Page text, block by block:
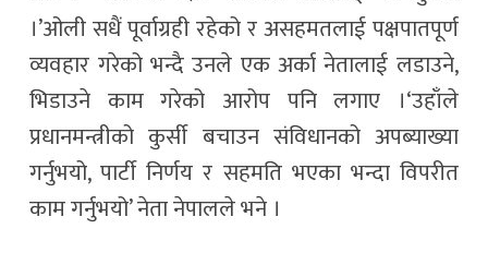
।’ओली सधैं पूर्वाग्रही रहेको र असहमतलाई पक्षपातपूर्ण
व्यवहार गरेको भन्दै उनले एक अर्का नेतालाई लडाउने,
भिडाउने काम गरेको आरोप पनि लगाए ।‘उहाँले
प्रधानमन्त्रीको कुर्सी बचाउन संविधानको अपब्याख्या
गर्नुभयो, पार्टी निर्णय र सहमति भएका भन्दा विपरीत
काम गर्नुभयो’ नेता नेपालले भने ।